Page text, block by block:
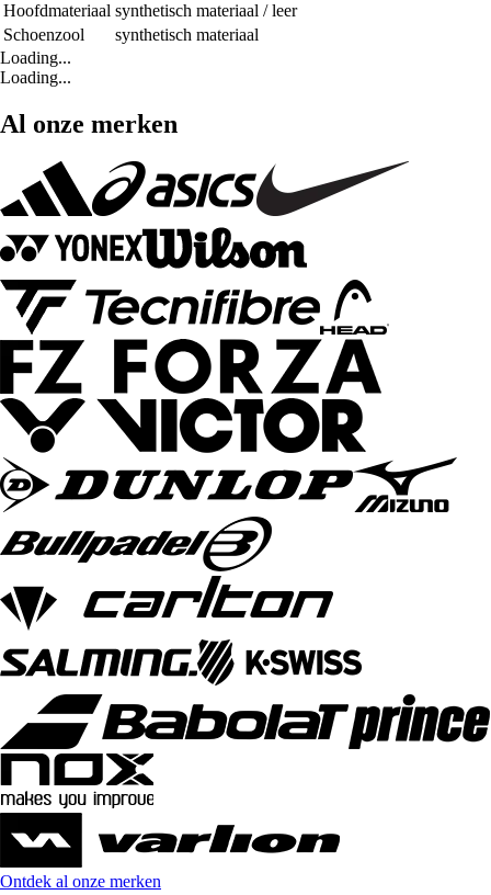
Hoofdmateriaal synthetisch materiaal / leer
Schoenzool
synthetisch materiaal
Loading...
Loading...
Al onze merken
Ontdek al onze merken